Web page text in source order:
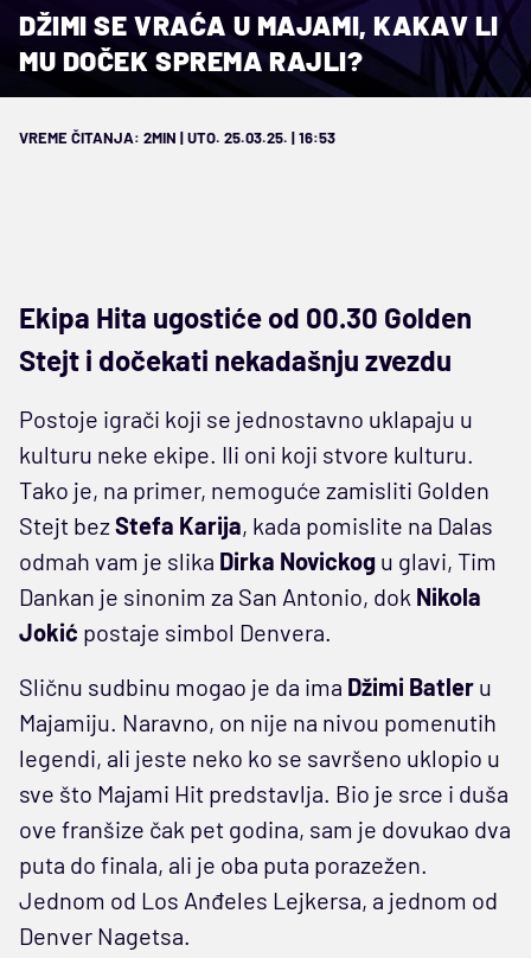
DŽIMI SE VRAĆA U MAJAMI, KAKAV LI
MU DOČEK SPREMA RAJLI?
VREME ČITANJA: 2MIN | UTO. 25.03.25. | 16:53
Ekipa Hita ugostiće od 00.30 Golden
Stejt i dočekati nekadašnju zvezdu
Postoje igrači koji se jednostavno uklapaju u
kulturu neke ekipe. Ili oni koji stvore kulturu.
Tako je, na primer, nemoguće zamisliti Golden
Stejt bezStefa Karija, kada pomislite na Dalas
odmah vam je slika Dirka Novickog u glavi, Tim
Dankan je sinonim za San Antonio, dok Nikola
Jokić postaje simbol Denvera.
Sličnu sudbinu mogao je da ima Džimi Batler u
Majamiju. Naravno, on nije na nivou pomenutih
legendi, ali jeste neko ko se savršeno uklopio u
sve što Majami Hit predstavlja. Bio je srce i duša
ove franšize čak pet godina, sam je dovukao dva
puta do finala, ali je oba puta porazežen.
Jednom od Los Anđeles Lejkersa, a jednom od
Denver Nagetsa.